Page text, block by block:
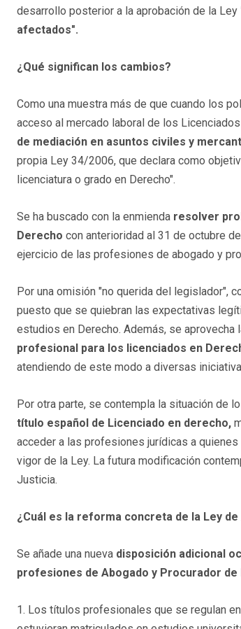
desarrollo posterior a la aprobación de la Ley
afectados".
¿Qué significan los cambios?
Como una muestra más de que cuando los
acceso al mercado laboral de los
de mediación en asuntos civiles y
propia Ley 34/2006, que declara como
licenciatura o grado en Derecho".
Se ha buscado con la enmienda resolver
Derecho con anterioridad al 31 de octubre
ejercicio de las profesiones de abogado y
Por una omisión "no querida del legislador",
puesto que se quiebran las expectativas
estudios en Derecho. Además, se aprovecha
profesional para los licenciados en
atendiendo de este modo a diversas
Por otra parte, se contempla la situación de
título español de Licenciado en derecho,
acceder a las profesiones jurídicas a
vigor de la Ley. La futura modificación
Justicia.
¿Cuál es la reforma concreta de la Ley
Se añade una nueva disposición adicional
profesiones de Abogado y Procurador de
1. Los títulos profesionales que se regulan